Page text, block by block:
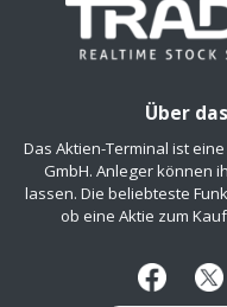
Über
Das Aktien-Terminal ist
GmbH. Anleger können
lassen. Die beliebteste
ob eine Aktie zum